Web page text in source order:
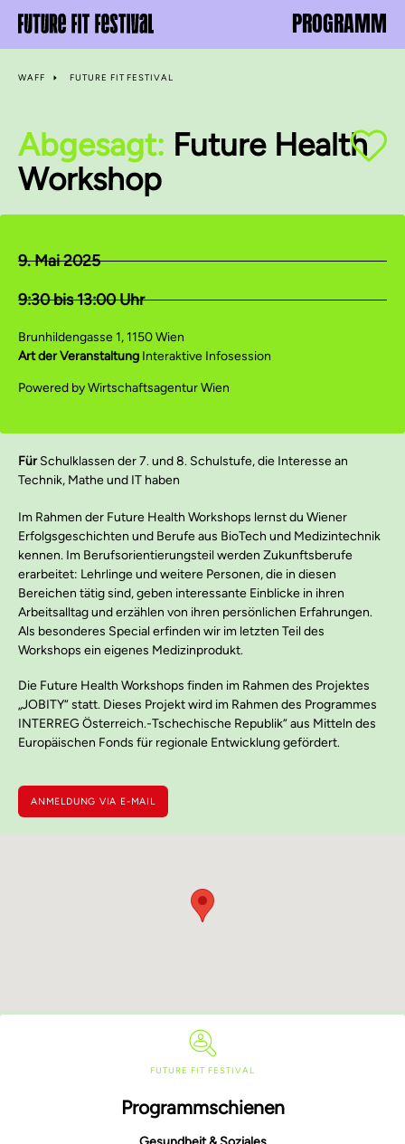
PROGRAMM
WAFF FUTURE FIT FESTIVAL
Abgesagt: Future Health
Workshop
9. Mai 2025
9:30 bis 13:00 Uhr
Brunhildengasse 1, 1150 Wien
Art der Veranstaltung Interaktive Infosession
Powered by Wirtschaftsagentur Wien
FürSchulklassen der 7. und 8. Schulstufe, die Interesse an
Technik, Mathe und IT haben
Im Rahmen der Future Health Workshops lernst du Wiener
Erfolgsgeschichten und Berufe aus BioTech und Medizintechnik
kennen. Im Berufsorientierungsteil werden Zukunftsberufe
erarbeitet: Lehrlinge und weitere Personen, die in diesen
Bereichen tätig sind, geben interessante Einblicke in ihren
Arbeitsalltag und erzählen von ihren persönlichen Erfahrungen.
Als besonderes Special erfinden wir im letzten Teil des
Workshops ein eigenes Medizinprodukt.
Die Future Health Workshops finden im Rahmen des Projektes
„JOBITY“ statt. Dieses Projekt wird im Rahmen des Programmes
INTERREG Österreich.-Tschechische Republik“ aus Mitteln des
Europäischen Fonds für regionale Entwicklung gefördert.
ANMELDUNG VIA E-MAIL
FUTURE FIT FESTIVAL
Programmschienen